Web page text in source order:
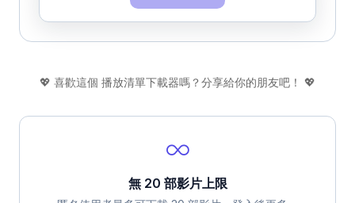
💖 喜歡這個 播放清單下載器嗎？分享給你的朋友吧！ 💖
無 20 部影片上限